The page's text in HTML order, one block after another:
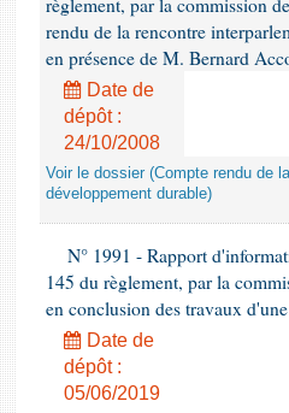
règlement, par la commission
rendu de la rencontre
en présence de M. Bernard
Date de
dépôt :
24/10/2008
Voir le dossier (Compte rendu de
développement durable)
N° 1991 - Rapport
145 du règlement, par la
en conclusion des travaux
Date de
dépôt :
05/06/2019